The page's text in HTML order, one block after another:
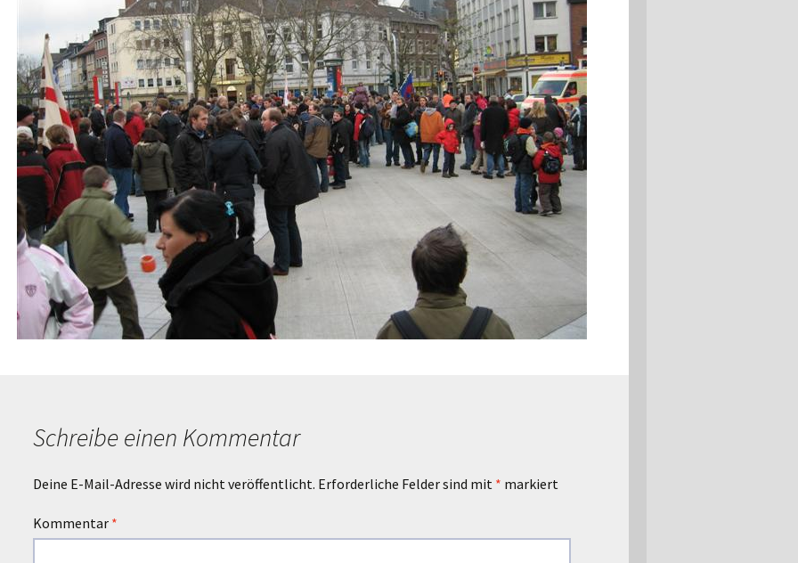
Schreibe einen Kommentar
Deine E-Mail-Adresse wird nicht veröffentlicht. Erforderliche Felder sind mit * markiert
Kommentar *